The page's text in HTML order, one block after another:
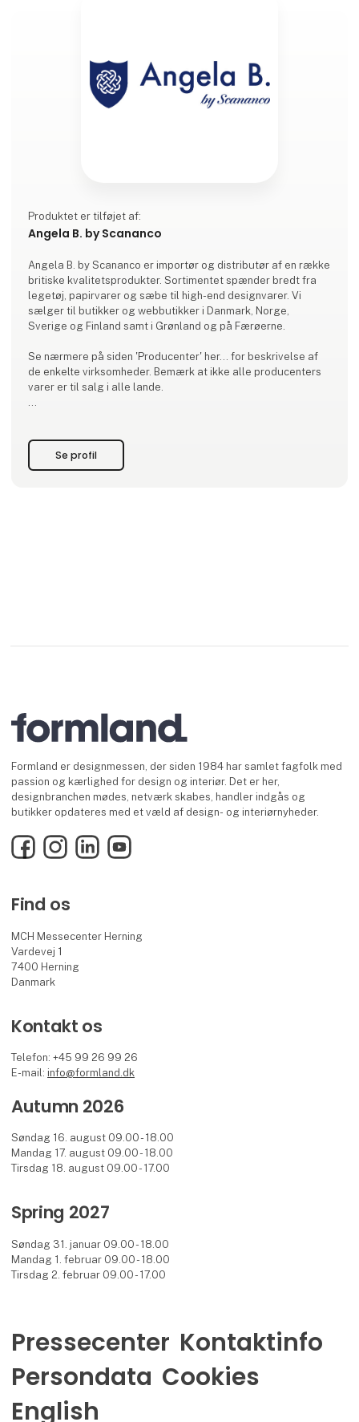
Produktet er tilføjet af:
Angela B. by Scananco
Angela B. by Scananco er importør og distributør af en række
britiske kvalitetsprodukter. Sortimentet spænder bredt fra
legetøj, papirvarer og sæbe til high-end designvarer. Vi
sælger til butikker og webbutikker i Danmark, Norge,
Sverige og Finland samt i Grønland og på Færøerne.
Se nærmere på siden 'Producenter' her... for beskrivelse af
de enkelte virksomheder. Bemærk at ikke alle producenters
varer er til salg i alle lande.
beskæftiget sig med international handel. I 2023 blev Ang
Se profil
Formland er designmessen, der siden 1984 har samlet fagfolk med
passion og kærlighed for design og interiør. Det er her,
designbranchen mødes, netværk skabes, handler indgås og
butikker opdateres med et væld af design- og interiørnyheder.
FacebookInstagramLinkedInYouTube
Find os
MCH Messecenter Herning
Vardevej 1
7400 Herning
Danmark
Kontakt os
Telefon: +45 99 26 99 26
E-mail: info@formland.dk
Autumn 2026
Søndag 16. august 09.00 - 18.00
Mandag 17. august 09.00 - 18.00
Tirsdag 18. august 09.00 - 17.00
Spring 2027
Søndag 31. januar 09.00 - 18.00
Mandag 1. februar 09.00 - 18.00
Tirsdag 2. februar 09.00 - 17.00
Pressecenter Kontaktinfo
Persondata Cookies
English